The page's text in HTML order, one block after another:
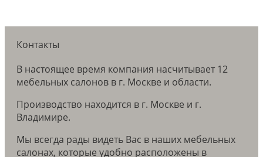
Контакты
В настоящее время компания насчитывает 12
мебельных салонов в г. Москве и области.
Производство находится в г. Москве и г.
Владимире.
Мы всегда рады видеть Вас в наших мебельных
салонах, которые удобно расположены в